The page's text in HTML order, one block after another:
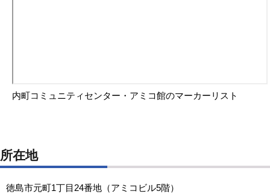
内町コミュニティセンター・アミコ館のマーカーリスト
所在地
徳島市元町1丁目24番地（アミコビル5階）